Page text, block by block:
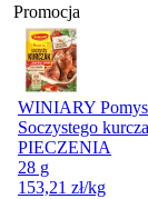
Promocja
WINIARY
Soczystego
PIECZENIA
28 g
153,21 zł/kg